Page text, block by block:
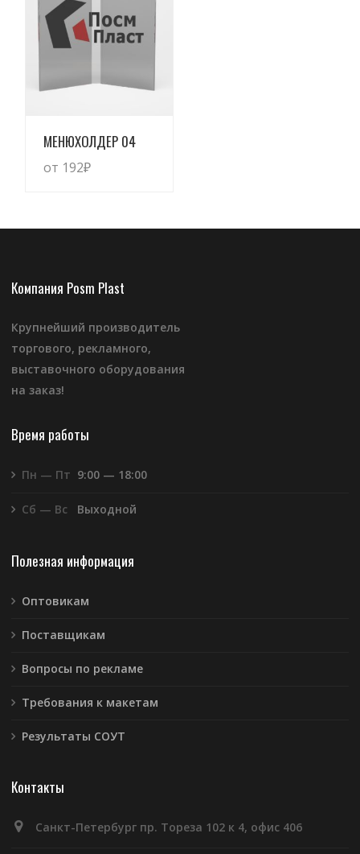
Просмотреть
МЕНЮХОЛДЕР 04
от 192₽
Компания Posm Plast
Крупнейший производитель
торгового, рекламного,
выставочного оборудования
на заказ!
Время работы
Пн — Пт 9:00 — 18:00
Сб — Вс Выходной
Полезная информация
Оптовикам
Поставщикам
Вопросы по рекламе
Требования к макетам
Результаты СОУТ
Контакты
Санкт-Петербург пр. Тореза 102 к 4, офис 406